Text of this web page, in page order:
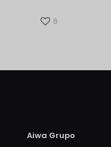
6
Aiwa Grupo